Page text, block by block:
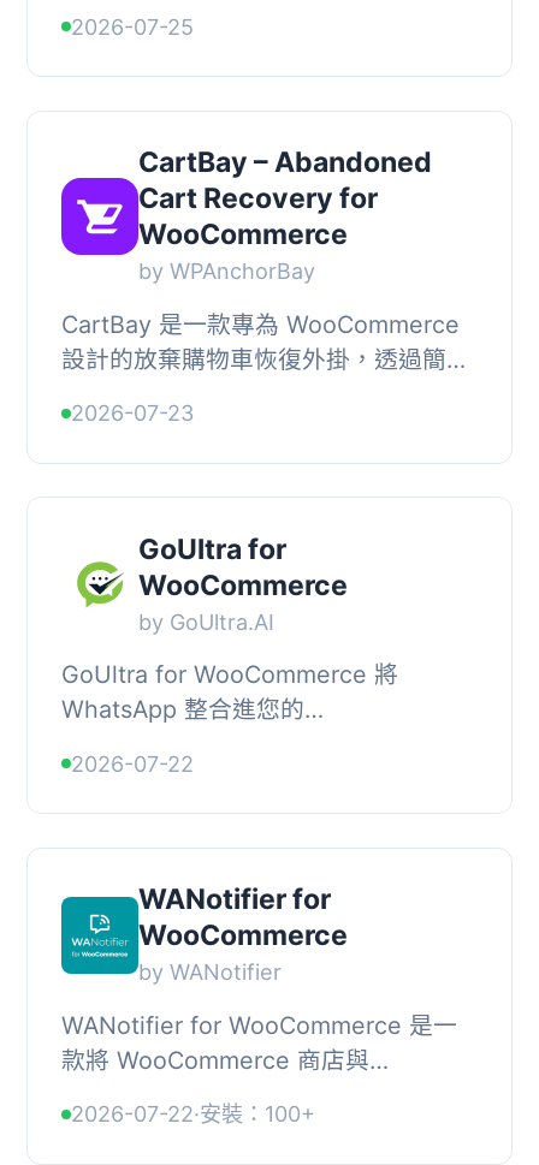
恢復電子郵件，並在一鍵恢復的情況下
測量恢復的收入，無需外部...
2026-07-25
CartBay – Abandoned
Cart Recovery for
WooCommerce
by WPAnchorBay
CartBay 是一款專為 WooCommerce
設計的放棄購物車恢復外掛，透過簡單
吸引已放棄購物車的顧客，提升轉換
率，並且兼顧性能...
2026-07-23
GoUltra for
WooCommerce
by GoUltra.AI
GoUltra for WooCommerce 將
WhatsApp 整合進您的
WordPress 控制台管理行銷活動、訂單
確認、運送更新及放棄購物車提醒，提
升...
2026-07-22
WANotifier for
WooCommerce
by WANotifier
WANotifier for WooCommerce 是一
款將 WooCommerce 商店與
掛，能自動化客戶溝通，提升顧客互動
2026-07-22·安裝：100+